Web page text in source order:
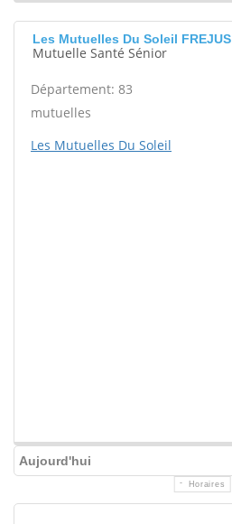
Les Mutuelles Du Soleil FREJUS
Mutuelle Santé Sénior
Département: 83
mutuelles
Les Mutuelles Du Soleil
Aujourd'hui
Horaires